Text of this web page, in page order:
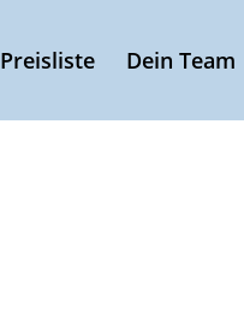
Preisliste Dein Team